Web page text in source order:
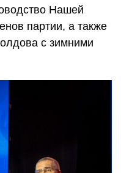
Нашей
партии, а также
с зимними